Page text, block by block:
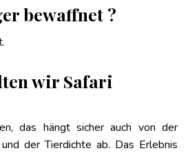
bewaffnet ?
wir Safari
das hängt sicher auch von der
der Tierdichte ab. Das Erlebnis